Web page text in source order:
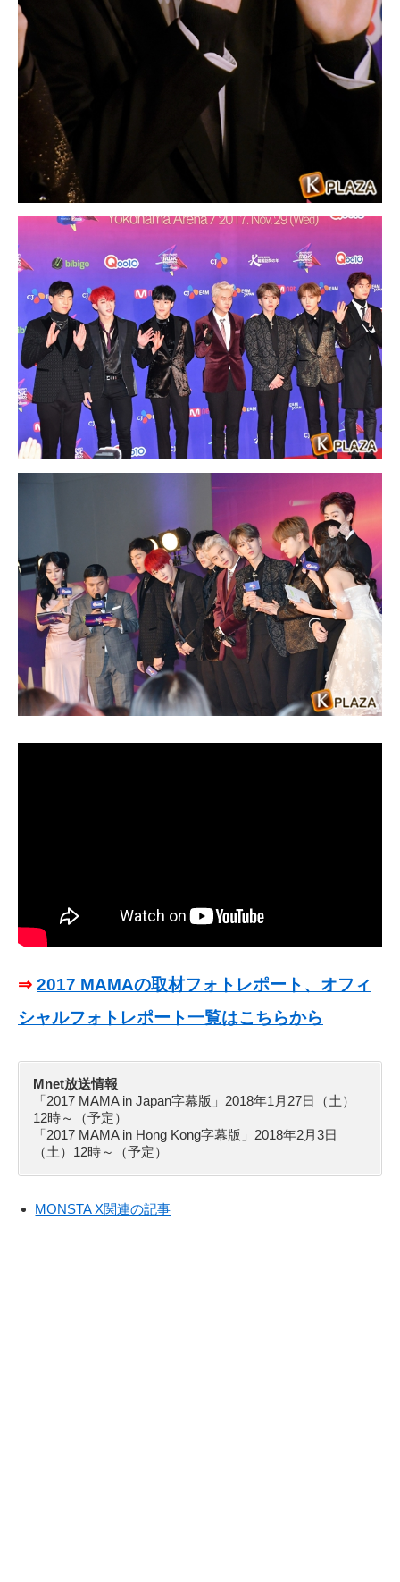
⇒ 2017 MAMAの取材フォトレポート、オフィ
シャルフォトレポート一覧はこちらから
Mnet放送情報
「2017 MAMA in Japan字幕版」2018年1月27日（土）
12時～（予定）
「2017 MAMA in Hong Kong字幕版」2018年2月3日
（土）12時～（予定）
MONSTA X関連の記事